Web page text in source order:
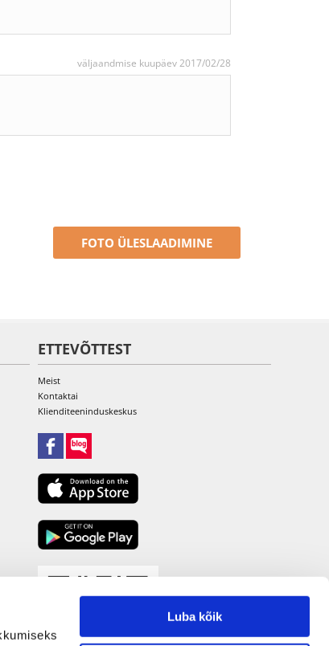
Luba kõik
väljaandmise kuupäev 2017/02/28
FOTO ÜLESLAADIMINE
ETTEVÕTTEST
Meist
Kontaktai
Klienditeeninduskeskus